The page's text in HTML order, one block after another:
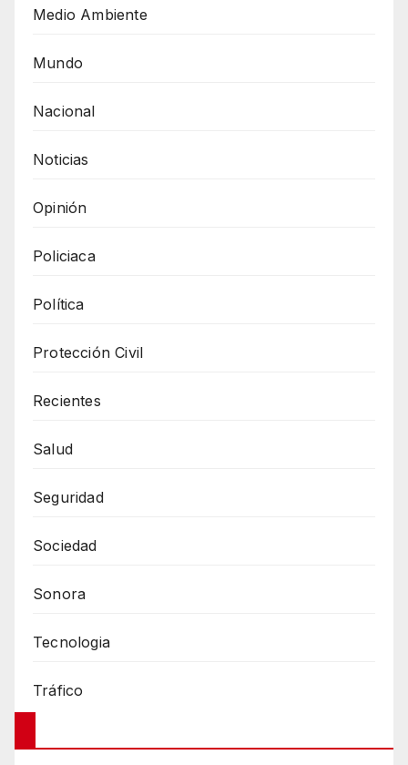
Medio Ambiente
Mundo
Nacional
Noticias
Opinión
Policiaca
Política
Protección Civil
Recientes
Salud
Seguridad
Sociedad
Sonora
Tecnologia
Tráfico